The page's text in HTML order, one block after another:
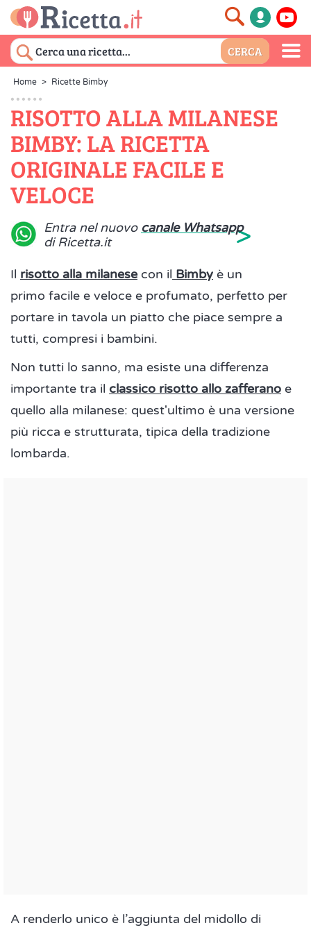
Home > Ricette Bimby
RISOTTO ALLA MILANESE
BIMBY: LA RICETTA
ORIGINALE FACILE E
VELOCE
Entra nel nuovo canale Whatsapp
di Ricetta.it
>
Il risotto alla milanesecon il Bimby è un
primo facile e veloce e profumato, perfetto per
portare in tavola un piatto che piace sempre a
tutti, compresi i bambini.
Non tutti lo sanno, ma esiste una differenza
importante tra il classico risotto allo zafferano e
quello alla milanese: quest'ultimo è una versione
più ricca e strutturata, tipica della tradizione
lombarda.
A renderlo unico è l’aggiunta del midollo di